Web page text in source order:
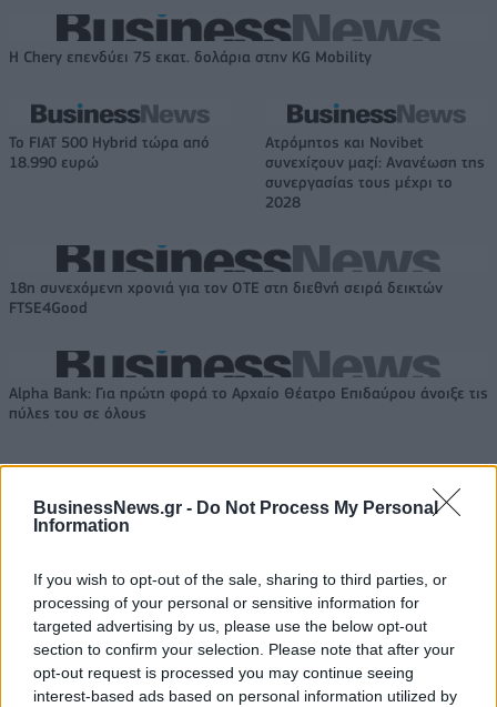
BusinessNews.gr - Do Not Process My Personal
Information
If you wish to opt-out of the sale, sharing to third parties, or
processing of your personal or sensitive information for
targeted advertising by us, please use the below opt-out
section to confirm your selection. Please note that after your
opt-out request is processed you may continue seeing
interest-based ads based on personal information utilized by
Η Chery επενδύει 75 εκατ. δολάρια στην KG Mobility
Το FIAT 500 Hybrid τώρα από
18.990 ευρώ
Ατρόμητος και Novibet
συνεχίζουν μαζί: Ανανέωση της
συνεργασίας τους μέχρι το
2028
18η συνεχόμενη χρονιά για τον ΟΤΕ στη διεθνή σειρά δεικτών
FTSE4Good
Alpha Bank: Για πρώτη φορά το Αρχαίο Θέατρο Επιδαύρου άνοιξε τις
πύλες του σε όλους